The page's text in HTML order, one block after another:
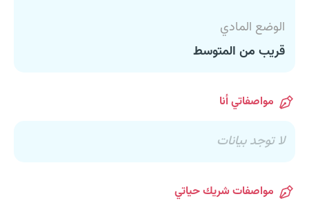
الوضع المادي
قريب من المتوسط
مواصفاتي أنا
لا توجد بيانات
مواصفات شريك حياتي